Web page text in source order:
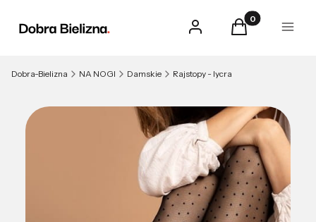
Zaloguj sięProdukty w
Koszyk Menu
Dobra-Bielizna NA NOGI Damskie Rajstopy - lycra